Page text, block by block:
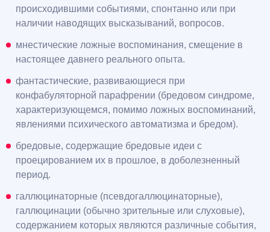
происходившими событиями, спонтанно или при
наличии наводящих высказываний, вопросов.
мнестические ложные воспоминания, смещение в
настоящее давнего реального опыта.
фантастические, развивающиеся при
конфабуляторной парафрении (бредовом синдроме,
характеризующемся, помимо ложных воспоминаний,
явлениями психического автоматизма и бредом).
бредовые, содержащие бредовые идеи с
проецированием их в прошлое, в доболезненный
период.
галлюцинаторные (псевдогаллюцинаторные),
галлюцинации (обычно зрительные или слуховые),
содержанием которых являются различные события,